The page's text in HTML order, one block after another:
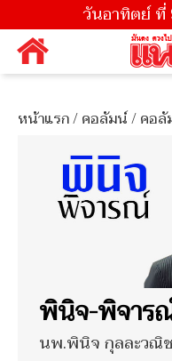
วันอาทิตย์ ที่
หน้าแรก/คอลัมน์/คอ
พินิจ-พิจาร
นพ.พินิจ กุลละวณิ